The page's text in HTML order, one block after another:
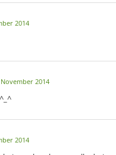
2014
November 2014
2014